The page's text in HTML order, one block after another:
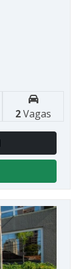
2Vagas